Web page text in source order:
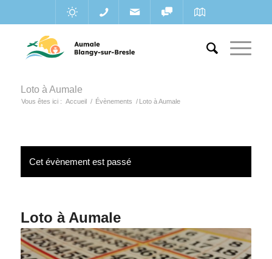
Loto à Aumale
Vous êtes ici : Accueil / Évènements / Loto à Aumale
Cet évènement est passé
Loto à Aumale